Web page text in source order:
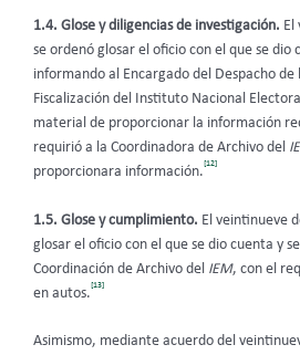
1.4. Glose y diligencias de investigación. El
se ordenó glosar el oficio con el que se dio
informando al Encargado del Despacho de
Fiscalización del Instituto Nacional
material de proporcionar la información
requirió a la Coordinadora de Archivo del
proporcionara información.
[12]
1.5. Glose y cumplimiento. El veintinueve
glosar el oficio con el que se dio cuenta y
Coordinación de Archivo del IEM, con el
en autos.
[13]
Asimismo, mediante acuerdo del